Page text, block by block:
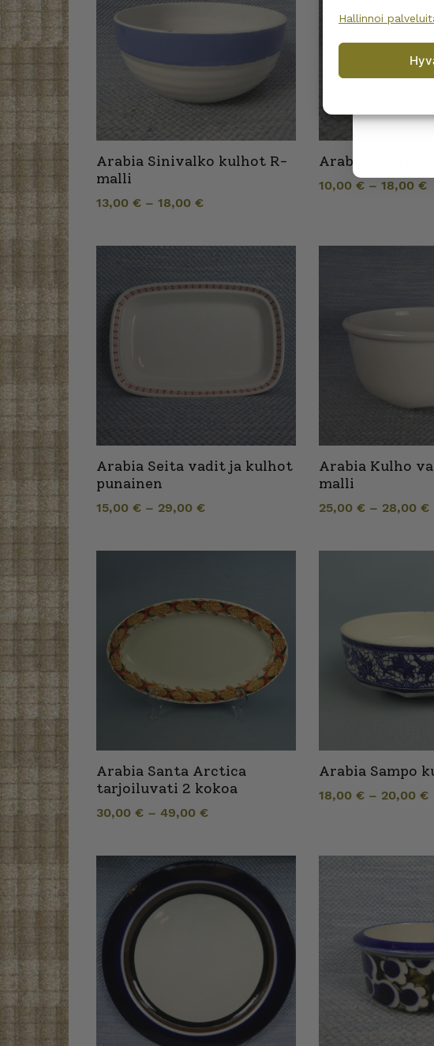
Hallinnoi
Arabia Sinivalko kulhot R-
malli
13,00 € – 18,00 €
Arabia Siniraita
10,00€ –18,00€
Arabia Seita vadit ja kulhot
punainen
15,00 € – 29,00 €
Arabia Kulho
malli
25,00€ – 28,00€
Arabia Santa Arctica
tarjoiluvati 2 kokoa
30,00 € – 49,00 €
Arabia Sampo
18,00€ – 20,00€
By
Wanhojen